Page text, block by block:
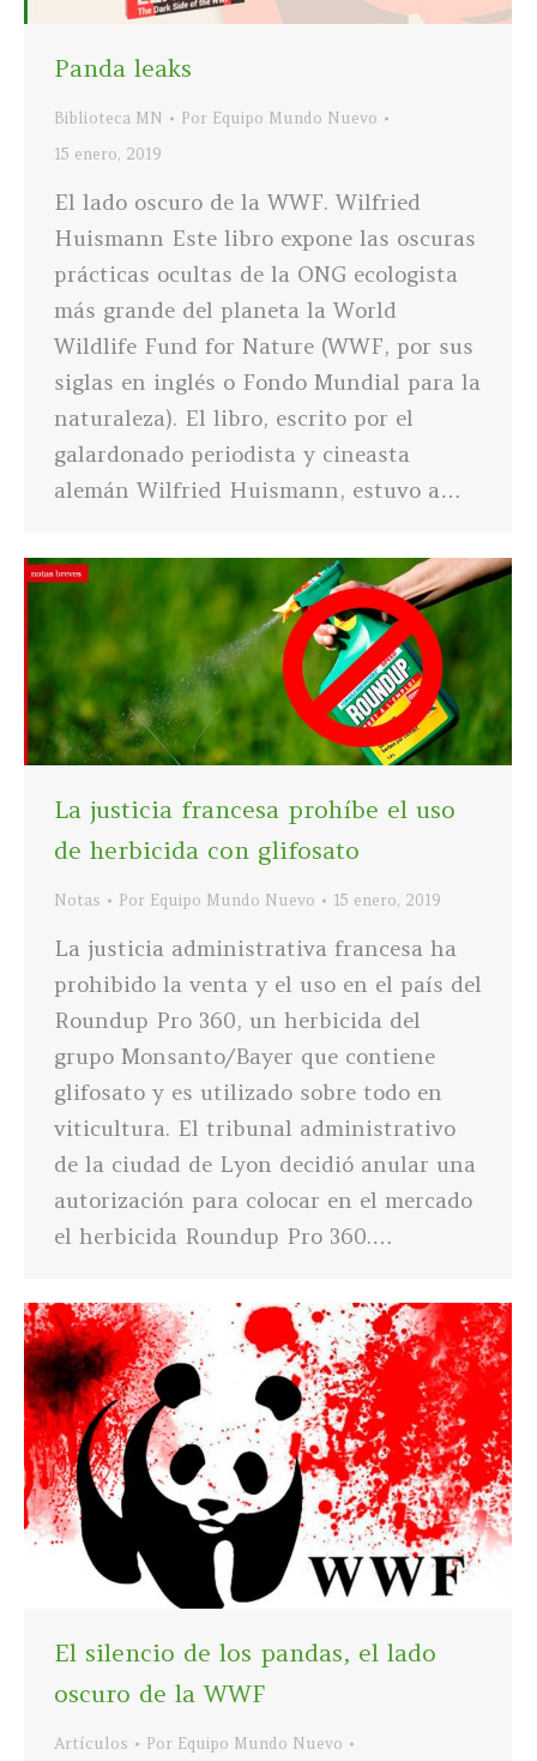
Panda leaks
Biblioteca MN Por Equipo Mundo Nuevo
15 enero, 2019
El lado oscuro de la WWF. Wilfried
Huismann Este libro expone las oscuras
prácticas ocultas de la ONG ecologista
más grande del planeta la World
Wildlife Fund for Nature (WWF, por sus
siglas en inglés o Fondo Mundial para la
naturaleza). El libro, escrito por el
galardonado periodista y cineasta
alemán Wilfried Huismann, estuvo a…
La justicia francesa prohíbe el uso
de herbicida con glifosato
Notas Por Equipo Mundo Nuevo 15 enero, 2019
La justicia administrativa francesa ha
prohibido la venta y el uso en el país del
Roundup Pro 360, un herbicida del
grupo Monsanto/Bayer que contiene
glifosato y es utilizado sobre todo en
viticultura. El tribunal administrativo
de la ciudad de Lyon decidió anular una
autorización para colocar en el mercado
el herbicida Roundup Pro 360.…
El silencio de los pandas, el lado
oscuro de la WWF
Artículos Por Equipo Mundo Nuevo